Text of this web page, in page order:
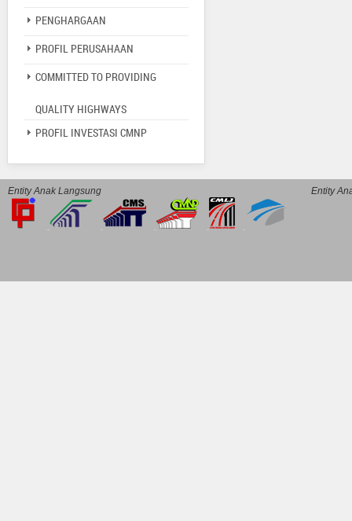
PENGHARGAAN
PROFIL PERUSAHAAN
COMMITTED TO PROVIDING
QUALITY HIGHWAYS
PROFIL INVESTASI CMNP
Entity Anak Langsung Entity